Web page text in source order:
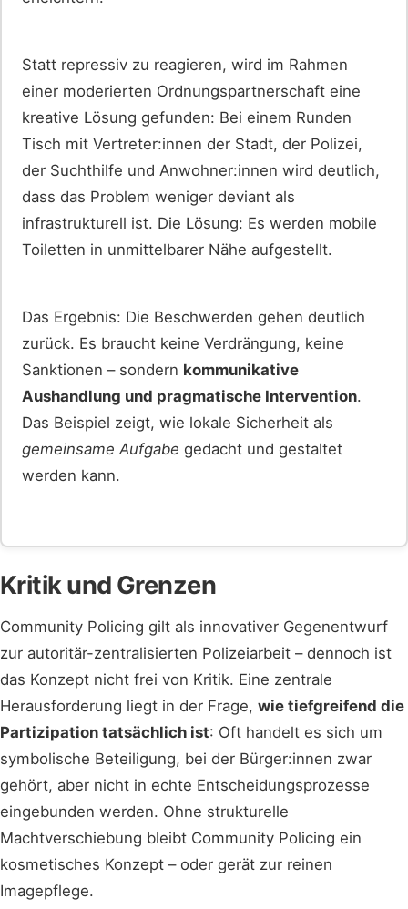
Statt repressiv zu reagieren, wird im Rahmen
einer moderierten Ordnungspartnerschaft eine
kreative Lösung gefunden: Bei einem Runden
Tisch mit Vertreter:innen der Stadt, der Polizei,
der Suchthilfe und Anwohner:innen wird deutlich,
dass das Problem weniger deviant als
infrastrukturell ist. Die Lösung: Es werden mobile
Toiletten in unmittelbarer Nähe aufgestellt.
Das Ergebnis: Die Beschwerden gehen deutlich
zurück. Es braucht keine Verdrängung, keine
Sanktionen – sondern kommunikative
Aushandlung und pragmatische Intervention.
Das Beispiel zeigt, wie lokale Sicherheit als
gemeinsame Aufgabe gedacht und gestaltet
werden kann.
Kritik und Grenzen
Community Policing gilt als innovativer Gegenentwurf
zur autoritär-zentralisierten Polizeiarbeit – dennoch ist
das Konzept nicht frei von Kritik. Eine zentrale
Herausforderung liegt in der Frage, wie tiefgreifend die
Partizipation tatsächlich ist: Oft handelt es sich um
symbolische Beteiligung, bei der Bürger:innen zwar
gehört, aber nicht in echte Entscheidungsprozesse
eingebunden werden. Ohne strukturelle
Machtverschiebung bleibt Community Policing ein
kosmetisches Konzept – oder gerät zur reinen
Imagepflege.